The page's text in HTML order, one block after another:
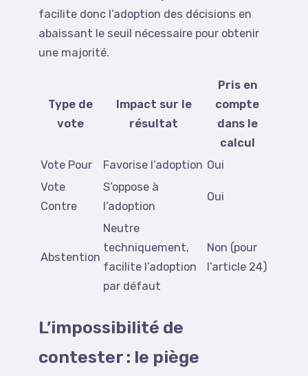
facilite donc l’adoption des décisions en
abaissant le seuil nécessaire pour obtenir
une majorité.
Type de
vote
Impact sur le
résultat
Pris en
compte
dans le
calcul
Vote Pour
Favorise l’adoption Oui
Vote
Contre
S’oppose à
l’adoption
Oui
Abstention
Neutre
techniquement,
facilite l’adoption
par défaut
Non (pour
l’article 24)
L’impossibilité de
contester : le piège